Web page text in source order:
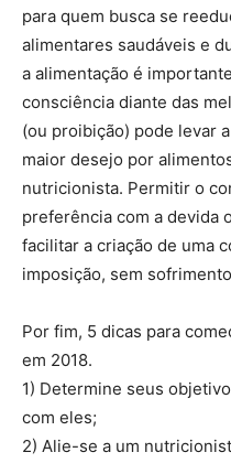
para quem busca se
alimentares saudáveis e
a alimentação é
consciência diante das
(ou proibição) pode levar
maior desejo por
nutricionista. Permitir o
preferência com a devida
facilitar a criação de uma
imposição, sem
Por fim, 5 dicas para
em 2018.
1) Determine seus
com eles;
2) Alie-se a um